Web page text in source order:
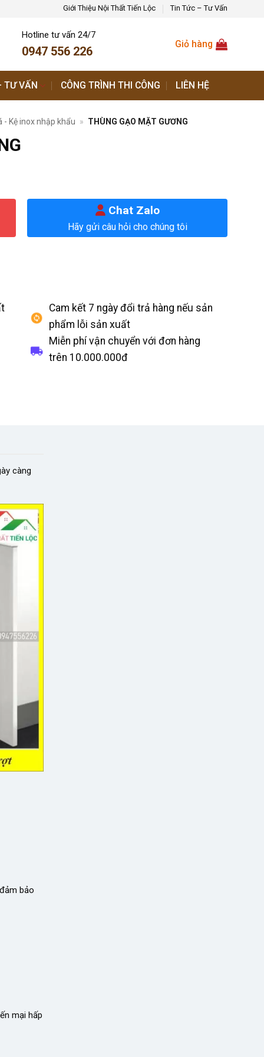
Giới Thiệu Nội Thất Tiến Lộc Tin Tức – Tư Vấn
Hotline tư vấn 24/7
0947 556 226
Giỏ hàng
TƯ VẤN CÔNG TRÌNH THI CÔNG LIÊN HỆ
- Kệ inox nhập khẩu » THÙNG GẠO MẶT GƯƠNG
Chat Zalo
Hãy gửi câu hỏi cho chúng tôi
Cam kết 7 ngày đổi trả hàng nếu sản
phẩm lỗi sản xuất
Miễn phí vận chuyển với đơn hàng
trên 10.000.000đ
càng
bảo
mại hấp